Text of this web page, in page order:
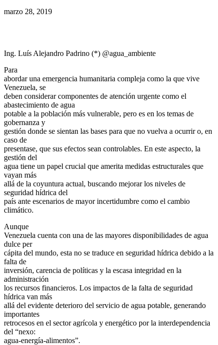
marzo 28, 2019
Ing. Luís Alejandro Padrino (*) @agua_ambiente
Para
abordar una emergencia humanitaria compleja como la que vive
Venezuela, se
deben considerar componentes de atención urgente como el
abastecimiento de agua
potable a la población más vulnerable, pero es en los temas de
gobernanza y
gestión donde se sientan las bases para que no vuelva a ocurrir o, en
caso de
presentase, que sus efectos sean controlables. En este aspecto, la
gestión del
agua tiene un papel crucial que amerita medidas estructurales que
vayan más
allá de la coyuntura actual, buscando mejorar los niveles de
seguridad hídrica del
país ante escenarios de mayor incertidumbre como el cambio
climático.
Aunque
Venezuela cuenta con una de las mayores disponibilidades de agua
dulce per
cápita del mundo, esta no se traduce en seguridad hídrica debido a la
falta de
inversión, carencia de políticas y la escasa integridad en la
administración
los recursos financieros. Los impactos de la falta de seguridad
hídrica van más
allá del evidente deterioro del servicio de agua potable, generando
importantes
retrocesos en el sector agrícola y energético por la interdependencia
del “nexo:
agua-energía-alimentos”.